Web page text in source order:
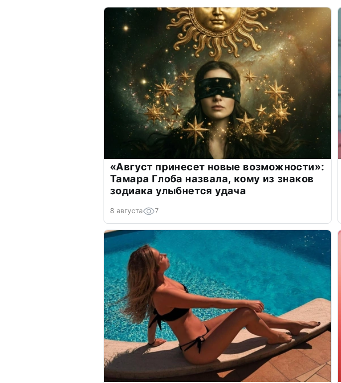
«Август принесет новые возможности»:
Тамара Глоба назвала, кому из знаков
зодиака улыбнется удача
8 августа 7